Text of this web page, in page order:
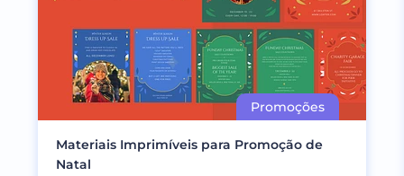
Materiais Imprimíveis para Promoção de
Natal